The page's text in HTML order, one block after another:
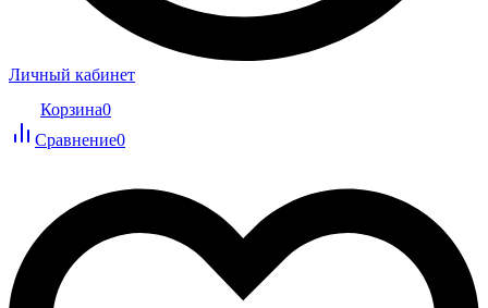
Личный кабинет
Корзина0
Сравнение0